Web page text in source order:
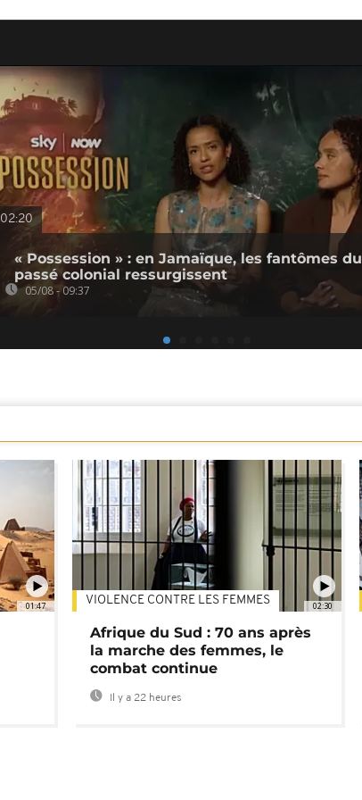
02:20
« Possession » : en Jamaïque, les fantômes du
passé colonial ressurgissent
05/08 - 09:37
01:47 02:30
VIOLENCE CONTRE LES FEMMES
Afrique du Sud : 70 ans après
la marche des femmes, le
combat continue
Il y a 22 heures